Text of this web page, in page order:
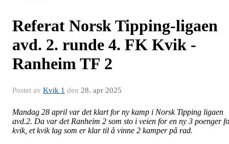
Referat Norsk Tipping-ligaen
avd. 2. runde 4. FK Kvik -
Ranheim TF 2
Postet av Kvik 1 den 28. apr 2025
Mandag 28 april var det klart for ny kamp i Norsk Tipping ligaen
avd.2. Da var det Ranheim 2 som sto i veien for en ny 3 poenger
kvik, et kvik lag som er klar til å vinne 2 kamper på rad.